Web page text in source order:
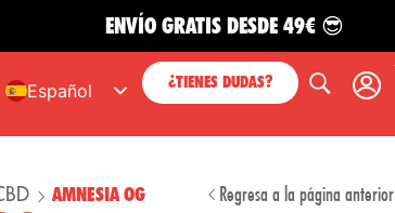
ENVÍO GRATIS DESDE 49€ 😎
Español
Portuguese
¿TIENES DUDAS?
AMNESIA OG Regresa a la página anterior